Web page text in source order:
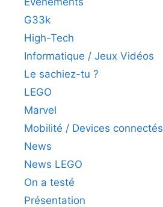
G33k
High-Tech
Informatique / Jeux Vidéos
Le sachiez-tu ?
LEGO
Marvel
Mobilité / Devices connectés
News
News LEGO
On a testé
Présentation